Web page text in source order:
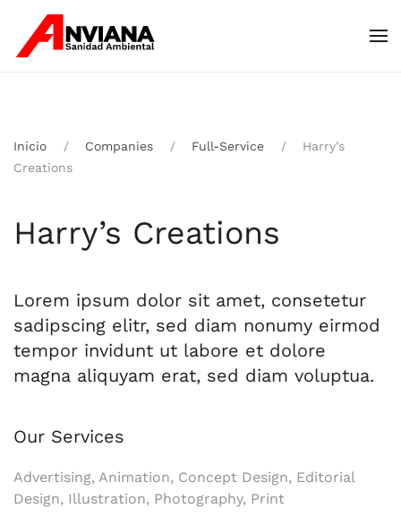
Skip to main content
Inicio Companies Full-Service
Harry’s
Creations
Harry’s Creations
Lorem ipsum dolor sit amet, consetetur
sadipscing elitr, sed diam nonumy eirmod
tempor invidunt ut labore et dolore
magna aliquyam erat, sed diam voluptua.
Our Services
Advertising, Animation, Concept Design, Editorial
Design, Illustration, Photography, Print